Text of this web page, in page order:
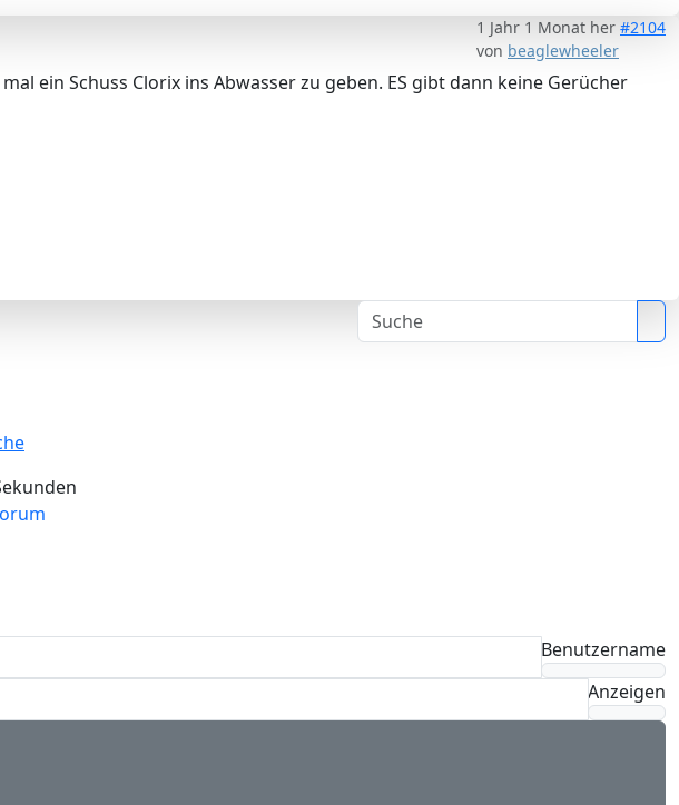
1 Jahr 1 Monat her #2104
von beaglewheeler
ein Schuss Clorix ins Abwasser zu geben. ES gibt dann keine Gerücher
Benutzername
Anzeigen